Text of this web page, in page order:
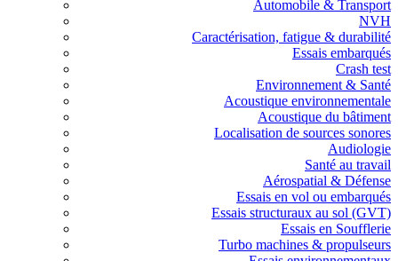
Automobile & Transport
NVH
Caractérisation, fatigue & durabilité
Essais embarqués
Crash test
Environnement & Santé
Acoustique environnementale
Acoustique du bâtiment
Localisation de sources sonores
Audiologie
Santé au travail
Aérospatial & Défense
Essais en vol ou embarqués
Essais structuraux au sol (GVT)
Essais en Soufflerie
Turbo machines & propulseurs